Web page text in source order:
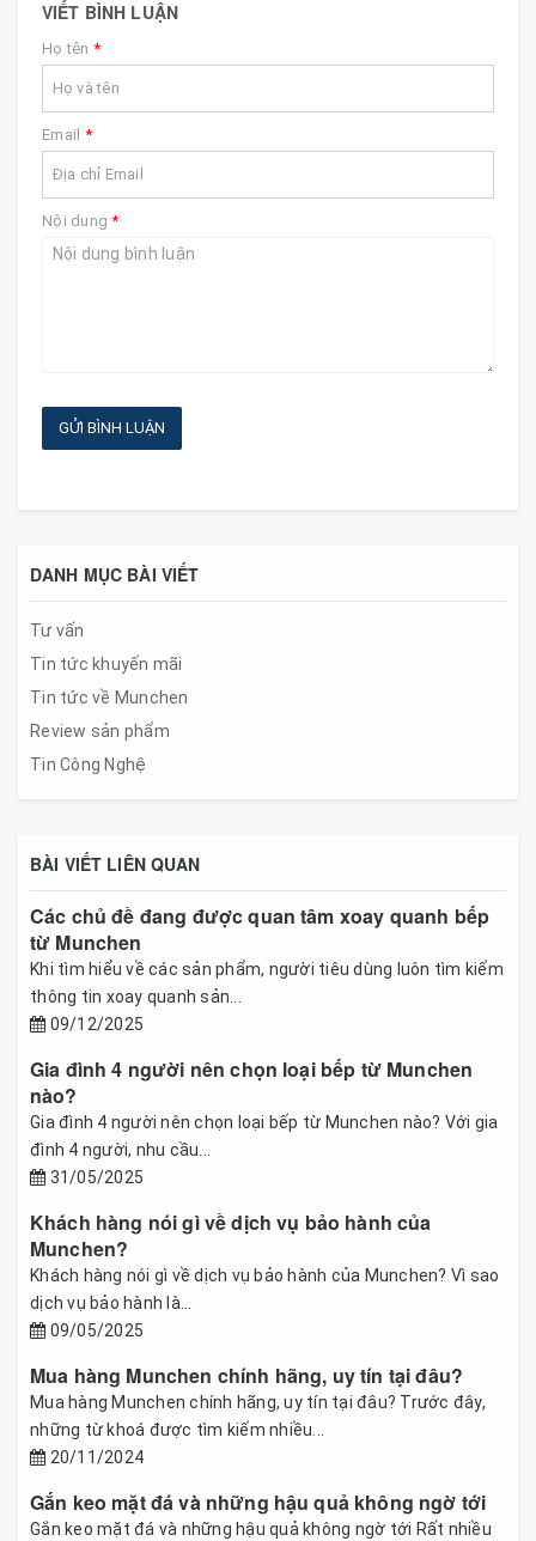
VIẾT BÌNH LUẬN
Họ tên *
Email *
Nội dung*
GỬI BÌNH LUẬN
DANH MỤC BÀI VIẾT
Tư vấn
Tin tức khuyến mãi
Tin tức về Munchen
Review sản phẩm
Tin Công Nghệ
BÀI VIẾT LIÊN QUAN
Các chủ đề đang được quan tâm xoay quanh bếp
từ Munchen
Khi tìm hiểu về các sản phẩm, người tiêu dùng luôn tìm kiếm
thông tin xoay quanh sản...
09/12/2025
Gia đình 4 người nên chọn loại bếp từ Munchen
nào?
Gia đình 4 người nên chọn loại bếp từ Munchen nào? Với gia
đình 4 người, nhu cầu...
31/05/2025
Khách hàng nói gì về dịch vụ bảo hành của
Munchen?
Khách hàng nói gì về dịch vụ bảo hành của Munchen? Vì sao
dịch vụ bảo hành là...
09/05/2025
Mua hàng Munchen chính hãng, uy tín tại đâu?
Mua hàng Munchen chính hãng, uy tín tại đâu? Trước đây,
những từ khoá được tìm kiếm nhiều...
20/11/2024
Gắn keo mặt đá và những hậu quả không ngờ tới
Gắn keo mặt đá và những hậu quả không ngờ tới Rất nhiều